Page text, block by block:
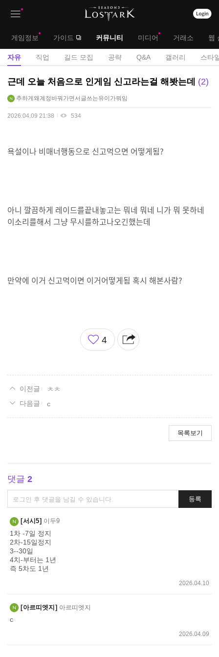
대
메
뉴
게임정보 가이드 커뮤니티 미디어 거래소 웹
서
자유 직업 길드 모집 공략 Q&A 갤러리 스타
자
게
근데 오늘 처음으로 인게임 신고라는걸 해봣는데 2
추하게왜계정바꿔가면서글쓰는유이가뭐임
2026.04.09 21:38 534
욕설이나 비매너행동으로 신고먹으면 어떻게됨?
아니 깔끔하게 레이드를끝내놓고는 뭐네 뭐네 니가 뭐 못하네
이소리를해서 그냥 무시를하고나오긴했는데
만약에 이거 신고먹이면 이거어떻게됨 혹시 해본사람?
좋
아
4
ㅊㅊ
c
목록보기
댓글 2
댓
글
쓰
기
등록
서시5 이두9
1차 -7일 정지
2차-15일정지
3--30일
4치-부터는 1년
즉 5차도 1년
2026.04.10
아르띠엣지 아르띠엣지
c
2026.04.09